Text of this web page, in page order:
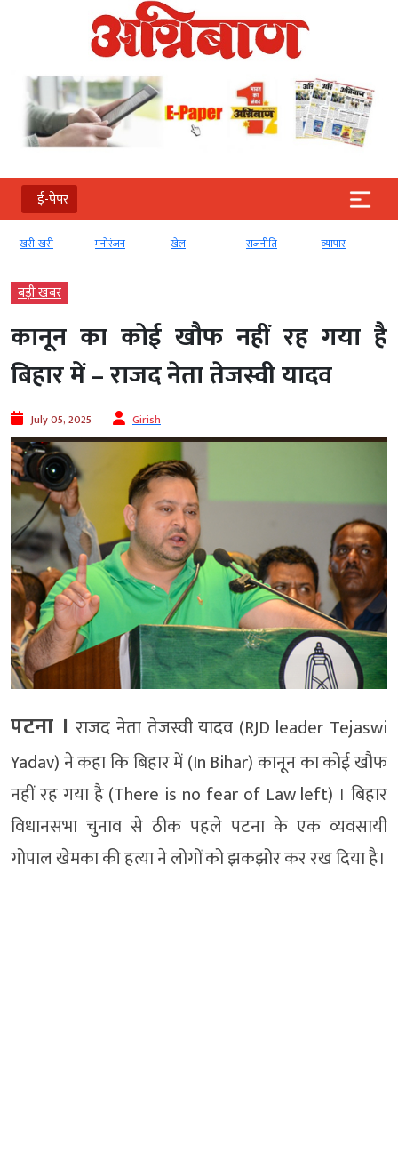
ई-पेपर
खरी-खरी मनोरंजन खेल राजनीति व्‍यापार
बड़ी खबर
कानून का कोई खौफ नहीं रह गया है
बिहार में – राजद नेता तेजस्वी यादव
July 05, 2025 Girish
पटना । राजद नेता तेजस्वी यादव (RJD leader Tejaswi
Yadav) ने कहा कि बिहार में (In Bihar) कानून का कोई खौफ
नहीं रह गया है (There is no fear of Law left) । बिहार
विधानसभा चुनाव से ठीक पहले पटना के एक व्यवसायी
गोपाल खेमका की हत्या ने लोगों को झकझोर कर रख दिया है।